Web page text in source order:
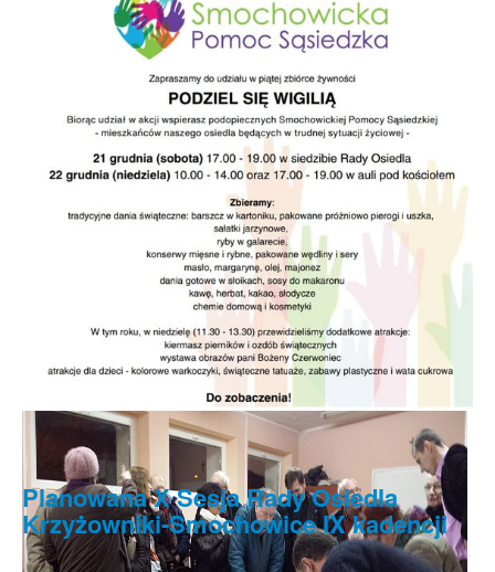
Spotkanie informacyjne w sprawie
budowy ulic Łebska, Łagowska,
Kociewska, Żukowska
Planowana X Sesja Rady Osiedla
Krzyżowniki-Smochowice IX kadencji